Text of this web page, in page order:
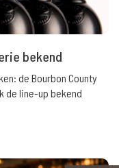
bekend
de Bourbon County
de line-up bekend